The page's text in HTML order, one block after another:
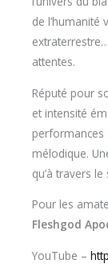
de l’humanité
attentes.
Réputé pour
et intensité
performances
mélodique.
qu’à travers le
Pour les
Fleshgod
YouTube –